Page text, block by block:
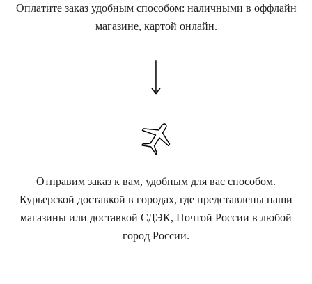
Оплатите заказ удобным способом: наличными в оффлайн
магазине, картой онлайн.
Отправим заказ к вам, удобным для вас способом.
Курьерской доставкой в городах, где представлены наши
магазины или доставкой СДЭК, Почтой России в любой
город России.